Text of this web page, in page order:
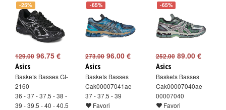
-25%
129.00 96.75 €
Asics
Baskets Basses Gt-
2160
36 - 37 - 37.5 - 38 -
39 - 39.5 - 40 - 40.5
-65%
273.0096.00 €
Asics
Baskets Basses
Cak00007041ae
37 - 37.5 - 39
Favori
-65%
252.0089.00 €
Asics
Baskets Basses
Cak00007040ae
00007040
Favori